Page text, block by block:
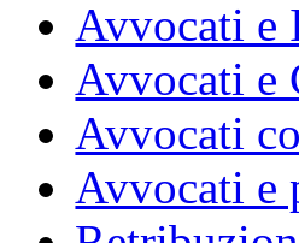
Avvocati e
Avvocati e
Avvocati
Avvocati e